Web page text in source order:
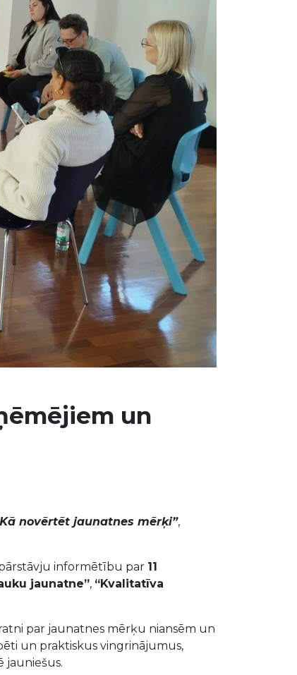
un
novērtēt jaunatnes mērķi”,
informētību par 11
jaunatne”, “Kvalitatīva
par jaunatnes mērķu niansēm un
un praktiskus vingrinājumus,
jauniešus.